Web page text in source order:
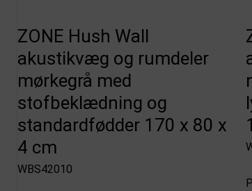
ZONE Hush Wall
akustikvæg og rumdeler
mørkegrå med
stofbeklædning og
standardfødder 170 x 80 x
4 cm
WBS42010